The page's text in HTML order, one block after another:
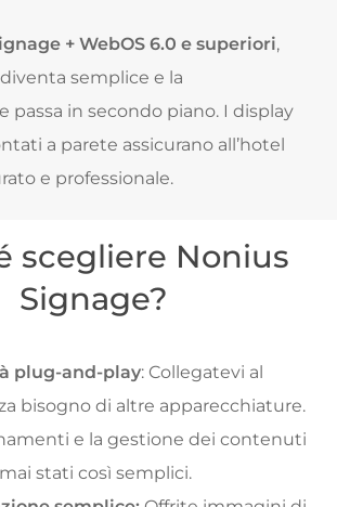
+ WebOS 6.0 e superiori,
semplice e la
passa in secondo piano. I display
a parete assicurano all’hotel
e professionale.
scegliere Nonius
Signage?
plug-and-play: Collegatevi al
bisogno di altre apparecchiature.
e la gestione dei contenuti
stati così semplici.